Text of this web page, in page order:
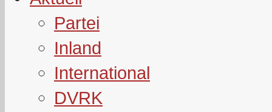
Partei
Inland
International
DVRK